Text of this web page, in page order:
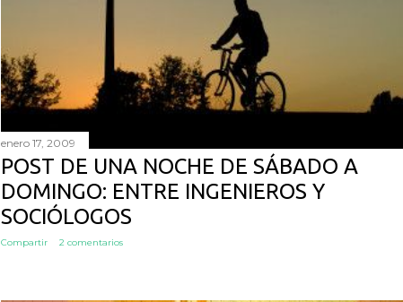
enero 17, 2009
POST DE UNA NOCHE DE SÁBADO A
DOMINGO: ENTRE INGENIEROS Y
SOCIÓLOGOS
Compartir 2 comentarios